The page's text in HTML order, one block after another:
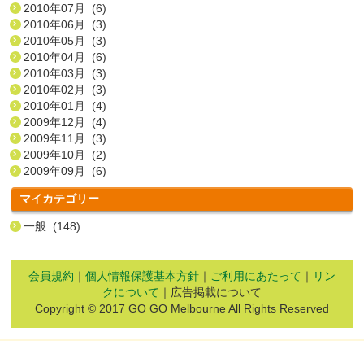
2010年07月 (6)
2010年06月 (3)
2010年05月 (3)
2010年04月 (6)
2010年03月 (3)
2010年02月 (3)
2010年01月 (4)
2009年12月 (4)
2009年11月 (3)
2009年10月 (2)
2009年09月 (6)
マイカテゴリー
一般 (148)
会員規約 ｜ 個人情報保護基本方針 ｜ ご利用にあたって ｜ リン
クについて ｜広告掲載について
Copyright © 2017 GO GO Melbourne All Rights Reserved